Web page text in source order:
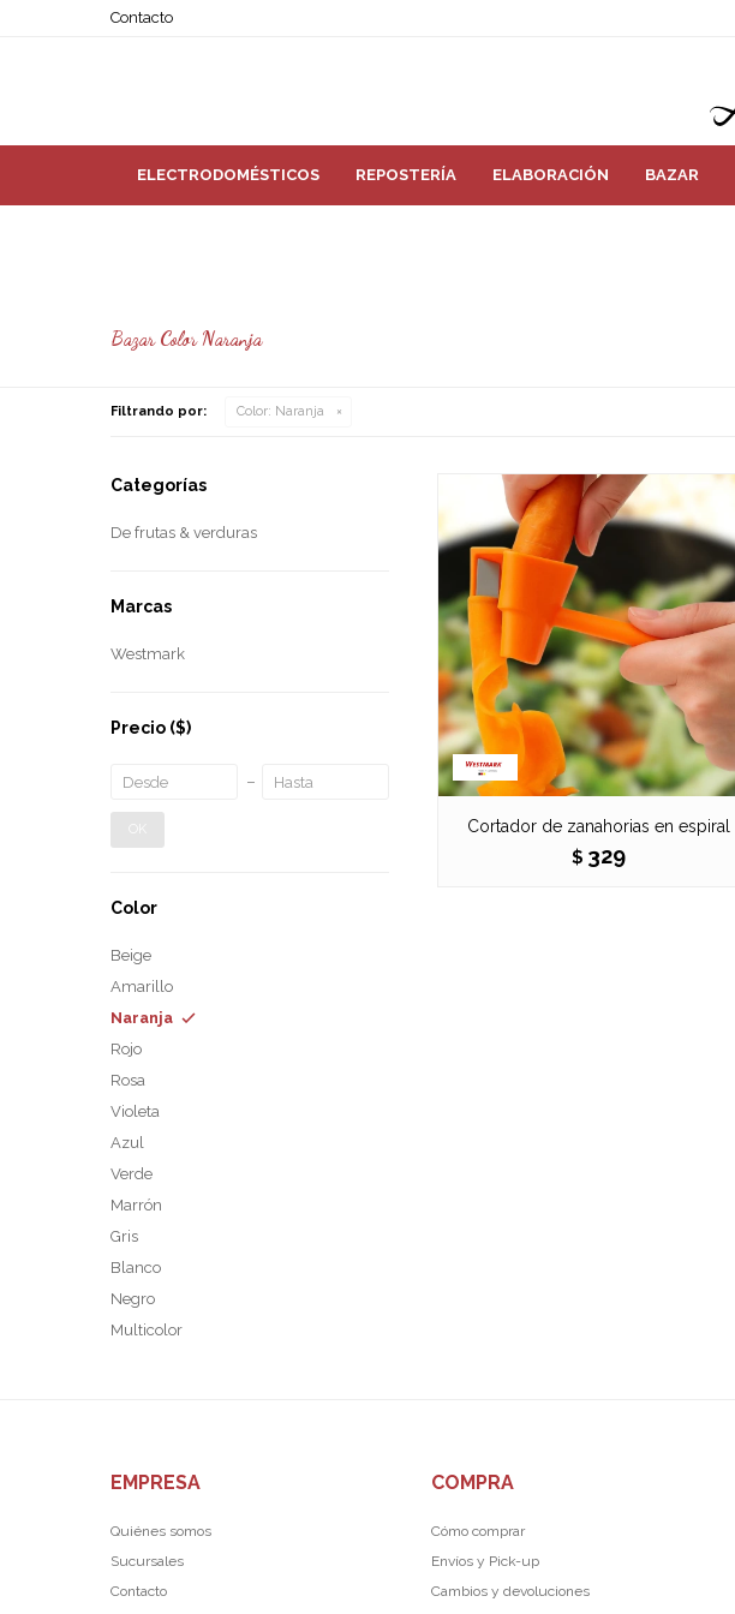
ELECTRODOMÉSTICOS REPOSTERÍA ELABORACIÓN BAZAR
Contacto
Bazar Color Naranja
Filtrando por: Color: Naranja
Cortador de zanahorias en espiral
$ 329
Categorías
De frutas & verduras
Marcas
Westmark
Precio ($)
Color
Beige
Amarillo
Naranja
Rojo
Rosa
Violeta
Azul
Verde
Marrón
Gris
Blanco
Negro
Multicolor
EMPRESA
Quiénes somos
Sucursales
Contacto
COMPRA
Cómo comprar
Envíos y Pick-up
Cambios y devoluciones